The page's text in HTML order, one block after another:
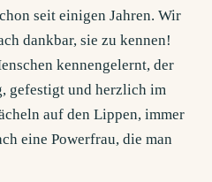
seit einigen Jahren. Wir
dankbar, sie zu kennen!
kennengelernt, der
gefestigt und herzlich im
auf den Lippen, immer
eine Powerfrau, die man